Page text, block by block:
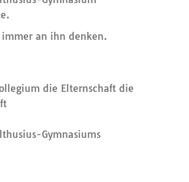
an ihn denken.
die Elternschaft die
Gymnasiums